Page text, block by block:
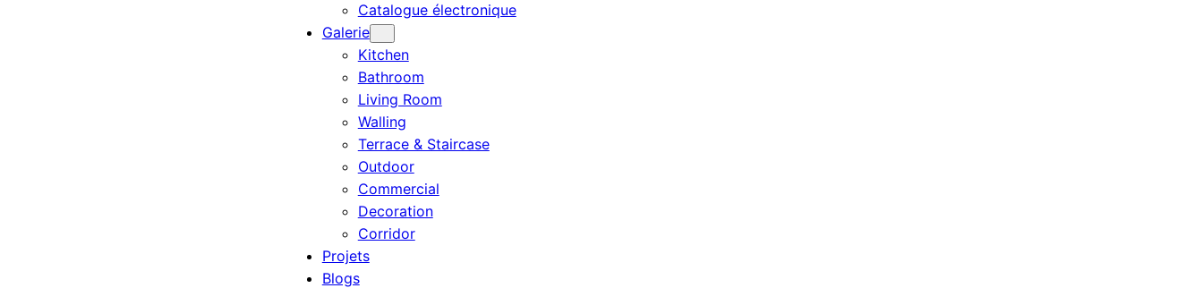
Catalogue électronique
Galerie
Kitchen
Bathroom
Living Room
Walling
Terrace & Staircase
Outdoor
Commercial
Decoration
Corridor
Projets
Blogs